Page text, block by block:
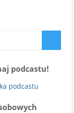
podcastu!